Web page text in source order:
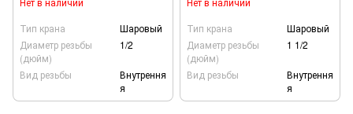
Тип крана
Шаровый
Диаметр резьбы
(дюйм)
1/2
Вид резьбы
Внутрення
я
Тип крана
Шаровый
Диаметр резьбы
(дюйм)
1 1/2
Вид резьбы
Внутрення
я